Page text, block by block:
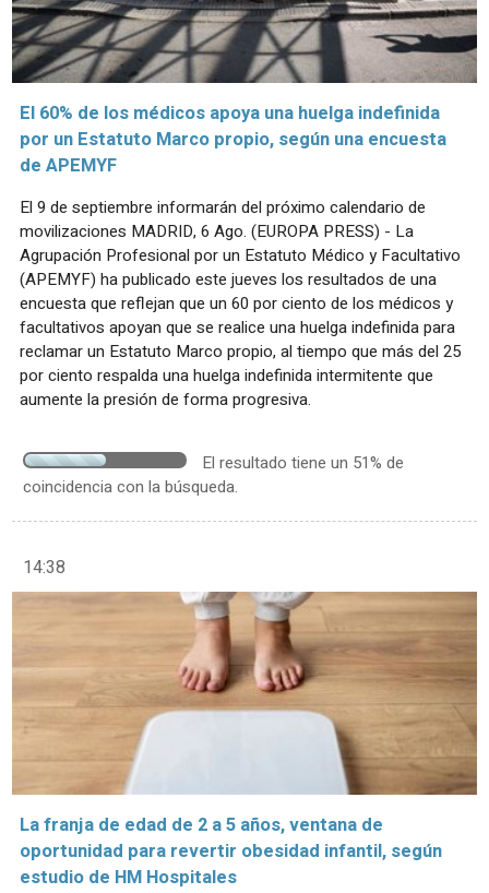
El 60% de los médicos apoya una huelga indefinida
por un Estatuto Marco propio, según una encuesta
de APEMYF
El 9 de septiembre informarán del próximo calendario de
movilizaciones MADRID, 6 Ago. (EUROPA PRESS) - La
Agrupación Profesional por un Estatuto Médico y Facultativo
(APEMYF) ha publicado este jueves los resultados de una
encuesta que reflejan que un 60 por ciento de los médicos y
facultativos apoyan que se realice una huelga indefinida para
reclamar un Estatuto Marco propio, al tiempo que más del 25
por ciento respalda una huelga indefinida intermitente que
aumente la presión de forma progresiva.
El resultado tiene un 51% de
coincidencia con la búsqueda.
14:38
La franja de edad de 2 a 5 años, ventana de
oportunidad para revertir obesidad infantil, según
estudio de HM Hospitales